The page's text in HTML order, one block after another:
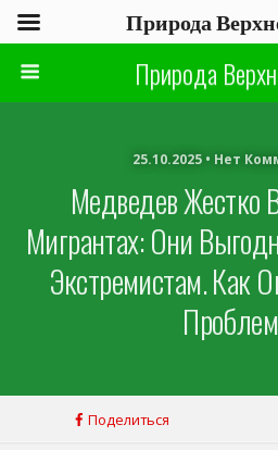
Природа
25.10.2025 • Нет
Медведев Жестко
Мигрантах: Они
Экстремистам. Как
Поделиться
Природа